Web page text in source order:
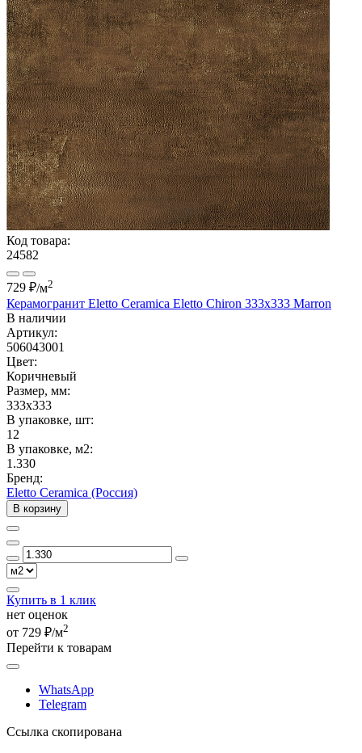
Код товара:
24582
729 ₽/м2
Керамогранит Eletto Ceramica Eletto Chiron 333х333 Marron
В наличии
Артикул:
506043001
Цвет:
Коричневый
Размер, мм:
333x333
В упаковке, шт:
12
В упаковке, м2:
1.330
Бренд:
Eletto Ceramica (Россия)
В корзину
Купить в 1 клик
нет оценок
от 729 ₽/м2
Перейти к товарам
WhatsApp
Telegram
Ссылка скопирована